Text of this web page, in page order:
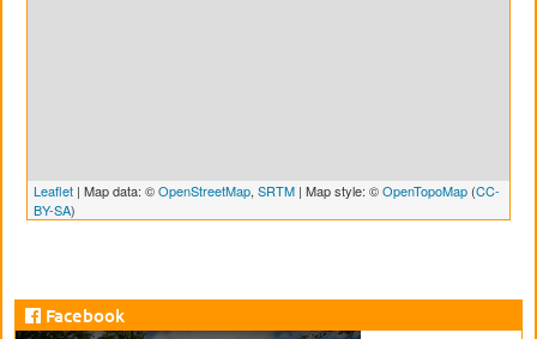
Leaflet | Map data: ©OpenStreetMap, SRTM | Map style: ©OpenTopoMap (CC-
BY-SA)
Facebook